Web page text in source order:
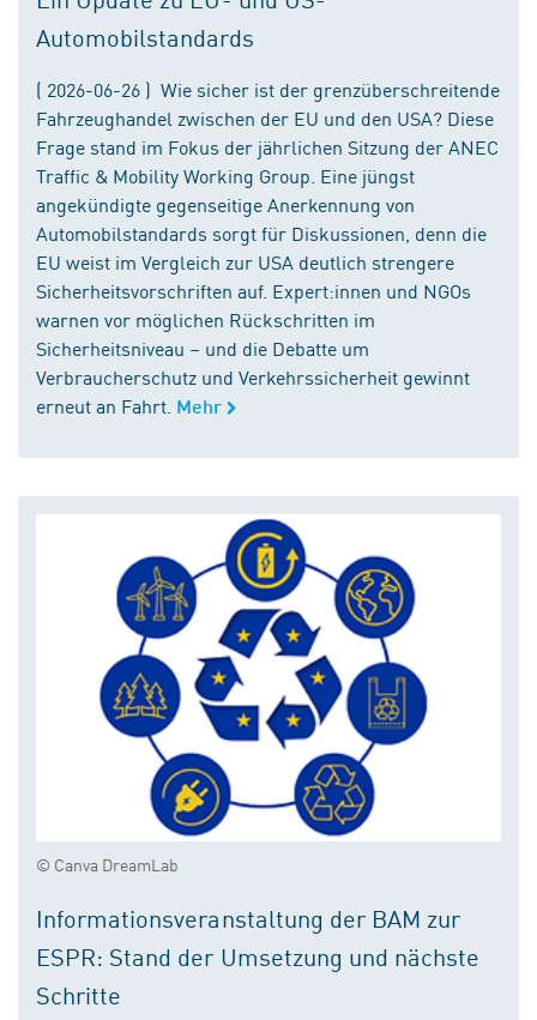
Automobilstandards
( 2026-06-26 ) Wie sicher ist der grenzüberschreitende
Fahrzeughandel zwischen der EU und den USA? Diese
Frage stand im Fokus der jährlichen Sitzung der ANEC
Traffic & Mobility Working Group. Eine jüngst
angekündigte gegenseitige Anerkennung von
Automobilstandards sorgt für Diskussionen, denn die
EU weist im Vergleich zur USA deutlich strengere
Sicherheitsvorschriften auf. Expert:innen und NGOs
warnen vor möglichen Rückschritten im
Sicherheitsniveau – und die Debatte um
Verbraucherschutz und Verkehrssicherheit gewinnt
erneut an Fahrt. Mehr
© Canva DreamLab
Informationsveranstaltung der BAM zur
ESPR: Stand der Umsetzung und nächste
Schritte